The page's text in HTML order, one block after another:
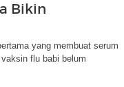
Bikin
yang membuat serum
flu babi belum